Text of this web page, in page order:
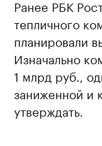
Ранее РБК
тепличного
планировали
Изначально
1 млрд руб.,
заниженной и
утверждать.